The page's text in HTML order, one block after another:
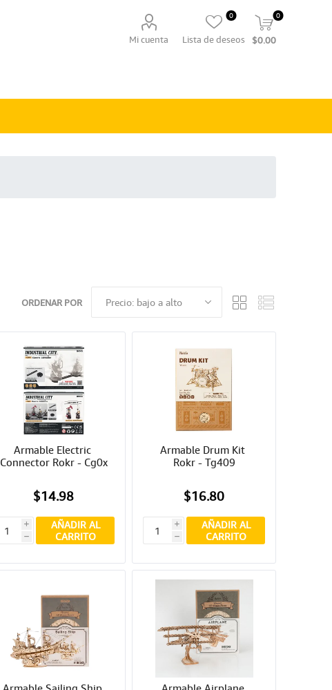
Mi cuenta Lista de deseos
0 0
$0.00
ORDENAR POR
Armable Electric
Connector Rokr - Cg0x
$14.98
i
h
AÑADIR AL
CARRITO
Armable Drum Kit
Rokr - Tg409
$16.80
i
h
AÑADIR AL
CARRITO